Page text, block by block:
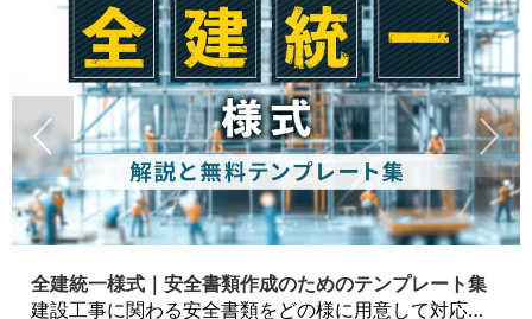
全建統一様式｜安全書類作成のためのテンプレート集
建設工事に関わる安全書類をどの様に用意して対応するか？関連書式テンプレートから書き方の注意点などの役立つコラムをbizoceanがお届けします。